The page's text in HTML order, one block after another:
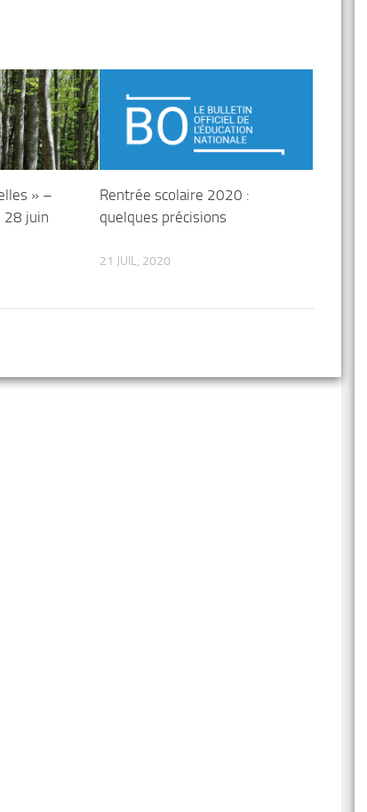
» –
28 juin
Rentrée scolaire 2020 :
quelques précisions
21 JUIL, 2020